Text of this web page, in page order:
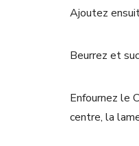
Ajoutez
Beurrez et
Enfournez le
centre, la